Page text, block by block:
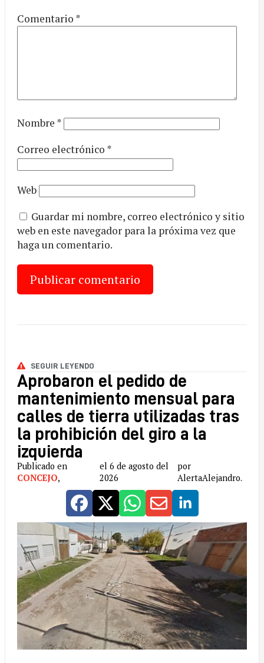
Comentario *
Nombre *
Correo electrónico *
Web
Guardar mi nombre, correo electrónico y sitio
web en este navegador para la próxima vez que
haga un comentario.
SEGUIR LEYENDO
Aprobaron el pedido de
mantenimiento mensual para
calles de tierra utilizadas tras
la prohibición del giro a la
izquierda
Publicado en
CONCEJO,
el 6 de agosto del
2026
por
AlertaAlejandro.